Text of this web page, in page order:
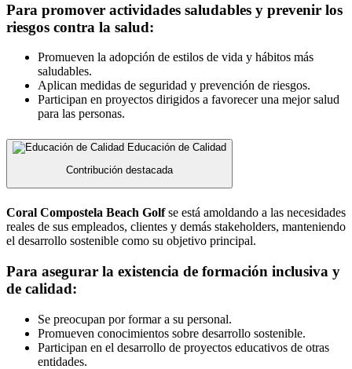
Para promover actividades saludables y prevenir los
riesgos contra la salud:
Promueven la adopción de estilos de vida y hábitos más
saludables.
Aplican medidas de seguridad y prevención de riesgos.
Participan en proyectos dirigidos a favorecer una mejor salud
para las personas.
Educación de Calidad
Contribución destacada
Coral Compostela Beach Golfse está amoldando a las necesidades
reales de sus empleados, clientes y demás stakeholders, manteniendo
el desarrollo sostenible como su objetivo principal.
Para asegurar la existencia de formación inclusiva y
de calidad:
Se preocupan por formar a su personal.
Promueven conocimientos sobre desarrollo sostenible.
Participan en el desarrollo de proyectos educativos de otras
entidades.